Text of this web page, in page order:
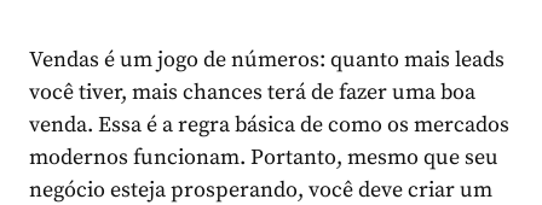
Vendas é um jogo de números: quanto mais leads
você tiver, mais chances terá de fazer uma boa
venda. Essa é a regra básica de como os mercados
modernos funcionam. Portanto, mesmo que seu
negócio esteja prosperando, você deve criar um